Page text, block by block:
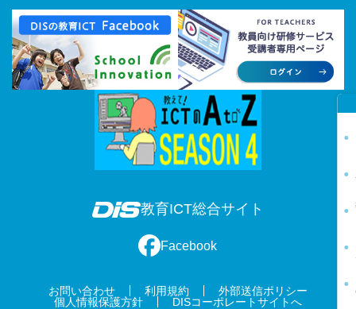
教育ICT総合サイト
Facebook
お問い合わせ 利用規約
外部送信ポリシー
個人情報保護方針
DISコーポレートサイトへ